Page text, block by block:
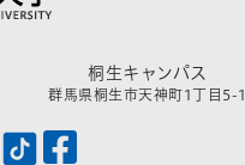
桐生キャンパス
群馬県桐生市天神町1丁目5-1